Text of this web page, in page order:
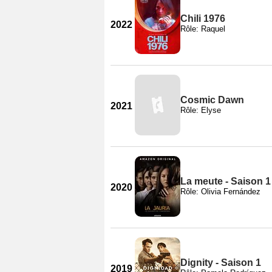
2022
Chili 1976
Rôle: Raquel
2021
Cosmic Dawn
Rôle: Elyse
2020
La meute - Saison 1
Rôle: Olivia Fernández
2019
Dignity - Saison 1